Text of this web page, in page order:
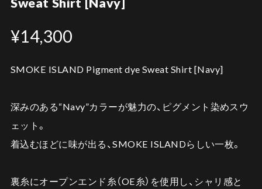
¥14,300
SMOKE ISLAND Pigment dye Sweat Shirt [Navy]
深みのある“Navy”カラーが魅力の、ピグメント染めスウ
ェット。
着込むほどに味が出る、SMOKE ISLANDらしい一枚。
裏糸にオープンエンド糸（OE糸）を使用し、シャリ感と